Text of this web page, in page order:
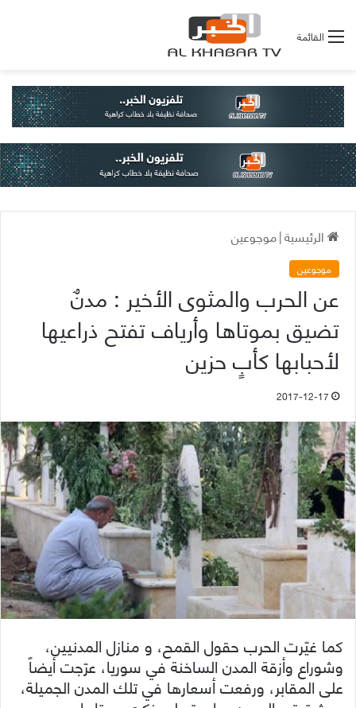
القائمة
الرئيسية|موجوعين
موجوعين
عن الحرب والمثوى الأخير : مدنٌ
تضيق بموتاها وأرياف تفتح ذراعيها
لأحبابها كأبٍ حزين
2017-12-17
كما غيّرت الحرب حقول القمح، و منازل المدنيين،
وشوراع وأزقة المدن الساخنة في سوريا، عرّجت أيضاً
على المقابر، ورفعت أسعارها في تلك المدن الجميلة،